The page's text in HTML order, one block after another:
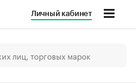
Личный кабинет